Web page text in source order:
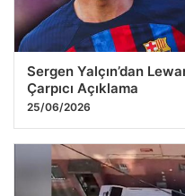
Sergen Yalçın’dan
Çarpıcı Açıklama
25/06/2026